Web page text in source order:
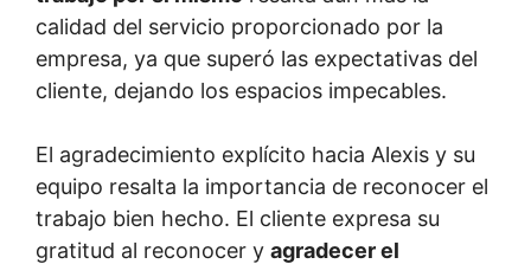
calidad del servicio proporcionado por la
empresa, ya que superó las expectativas del
cliente, dejando los espacios impecables.
El agradecimiento explícito hacia Alexis y su
equipo resalta la importancia de reconocer el
trabajo bien hecho. El cliente expresa su
gratitud al reconocer y agradecer el